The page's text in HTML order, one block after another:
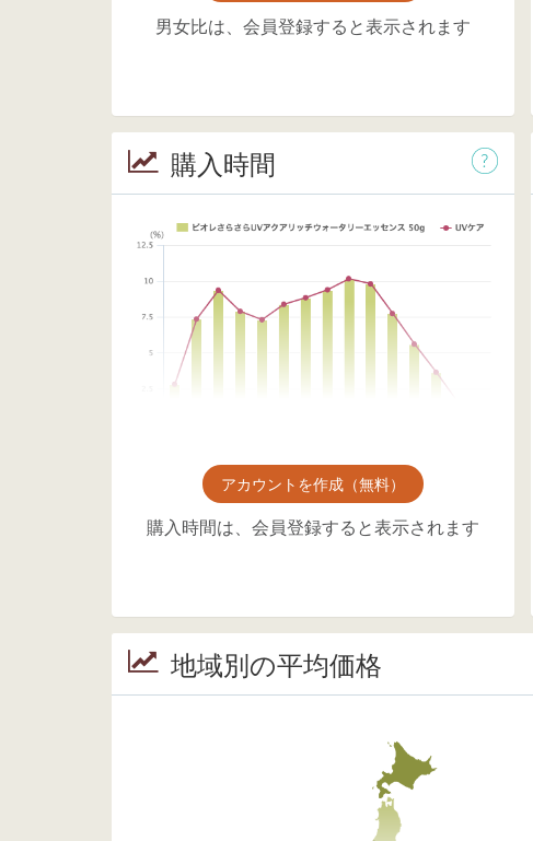
男女比は、会員登録すると表示されます
購入時間
アカウントを作成（無料）
購入時間は、会員登録すると表示されます
地域別の平均価格